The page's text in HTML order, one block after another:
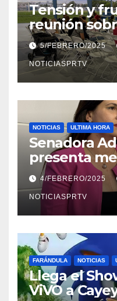
Tensión y
reunión
Reparto
5/FEBRERO/2025
NOTICIASPRTV
NOTICIAS ULTIMA HORA
Senadora
presenta
violencia en
4/FEBRERO/2025
NOTICIASPRTV
FARÁNDULA NOTICIAS
Llega el
ViVO a